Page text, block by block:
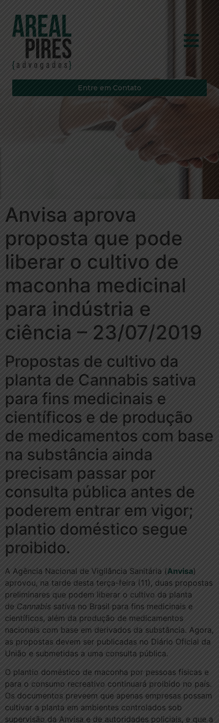
Entre em Contato
Anvisa aprova
proposta que pode
liberar o cultivo de
maconha medicinal
para indústria e
ciência – 23/07/2019
Propostas de cultivo da
planta de Cannabis sativa
para fins medicinais e
científicos e de produção
de medicamentos com base
na substância ainda
precisam passar por
consulta pública antes de
poderem entrar em vigor;
plantio doméstico segue
proibido.
A Agência Nacional de Vigilância Sanitária (Anvisa)
aprovou, na tarde desta terça-feira (11), duas propostas
preliminares que podem liberar o cultivo da planta
de Cannabis sativa no Brasil para fins medicinais e
científicos, além da produção de medicamentos
nacionais com base em derivados da substância. Agora,
as propostas devem ser publicadas no Diário Oficial da
União e submetidas a uma consulta pública.
O plantio doméstico de maconha por pessoas físicas e
para o consumo recreativo continuará proibido no país.
Os documentos preveem que apenas empresas possam
cultivar a planta em ambientes controlados sob
supervisão da Anvisa e de autoridades policiais, e que a